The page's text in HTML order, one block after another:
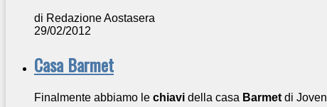
di Redazione Aostasera
29/02/2012
Casa Barmet
Finalmente abbiamo le chiavi della casa Barmet di